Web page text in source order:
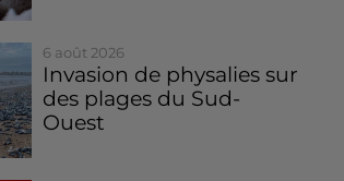
6 août 2026
Invasion de physalies sur
des plages du Sud-
Ouest